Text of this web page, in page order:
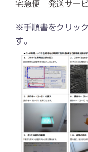
宅急便 発送サー
※手順書をクリッ
す。